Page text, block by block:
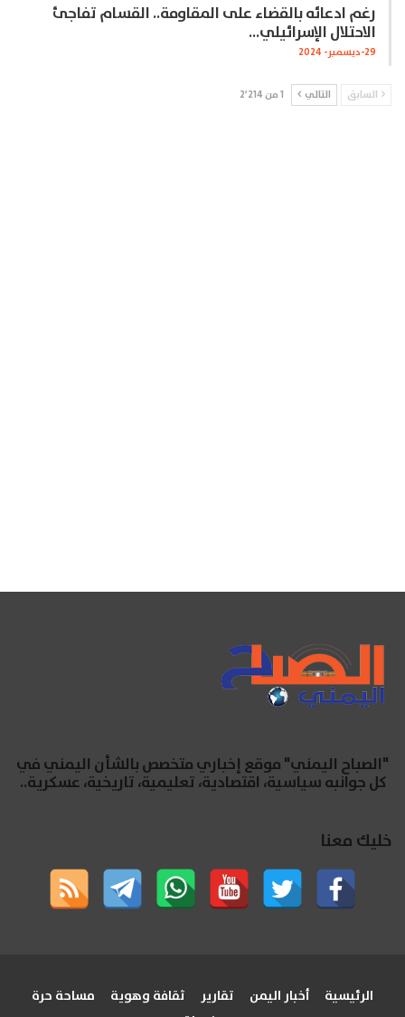
رغم ادعائه بالقضاء على المقاومة.. القسام تفاجئ
الاحتلال الإسرائيلي…
29-ديسمبر- 2024
السابق التالي 1 من 2٬214
"الصباح اليمني" موقع إخباري متخصص بالشأن اليمني في
كل جوانبه سياسية، اقتصادية، تعليمية، تاريخية، عسكرية..
خليك معنا
الرئيسية أخبار اليمن تقارير ثقافة وهوية
مساحة حرة